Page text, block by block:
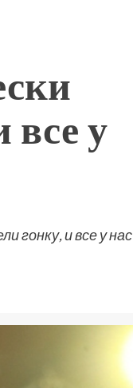
все у
гонку, и все у нас